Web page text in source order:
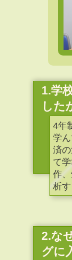
1.学
した
4年
学
済
て
作
析
2.な
グに